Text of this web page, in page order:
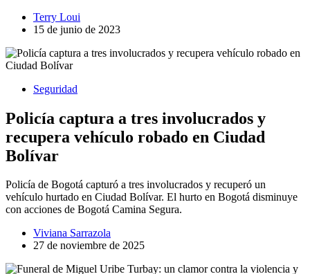
Terry Loui
15 de junio de 2023
Seguridad
Policía captura a tres involucrados y
recupera vehículo robado en Ciudad
Bolívar
Policía de Bogotá capturó a tres involucrados y recuperó un
vehículo hurtado en Ciudad Bolívar. El hurto en Bogotá disminuye
con acciones de Bogotá Camina Segura.
Viviana Sarrazola
27 de noviembre de 2025